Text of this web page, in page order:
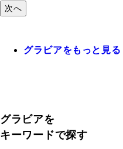
次へ
グラビアをもっと見る
グラビアを
キーワードで探す